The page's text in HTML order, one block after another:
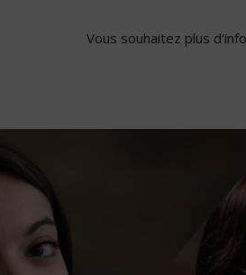
Vous souhaitez plus